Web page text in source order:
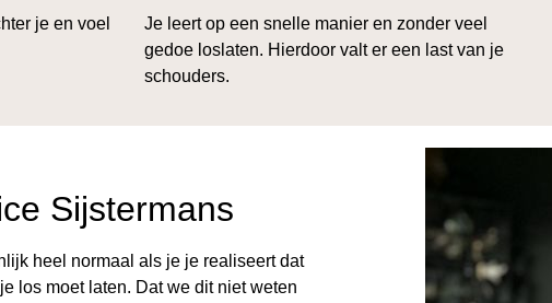
je en voel
Je leert op een snelle manier en zonder veel
gedoe loslaten. Hierdoor valt er een last van je
schouders.
Sijstermans
heel normaal als je je realiseert dat
los moet laten. Dat we dit niet weten